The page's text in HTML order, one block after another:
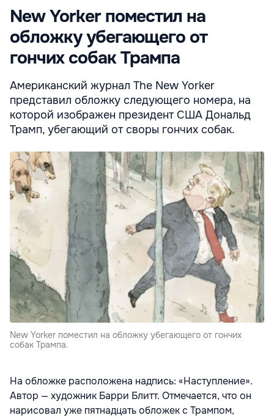
New Yorker поместил на
обложку убегающего от
гончих собак Трампа
Американский журнал The New Yorker
представил обложку следующего номера, на
которой изображен президент США Дональд
Трамп, убегающий от своры гончих собак.
New Yorker поместил на обложку убегающего от гончих
собак Трампа.
На обложке расположена надпись: «Наступление».
Автор — художник Барри Блитт. Отмечается, что он
нарисовал уже пятнадцать обложек с Трампом,